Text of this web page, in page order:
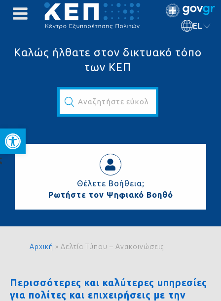
Ανοίξτε τη γραμμή
EL
Καλώς ήλθατε στον δικτυακό τόπο
των ΚΕΠ
Αναζητήστε εύκολα και γρήγορα...
Θέλετε Βοήθεια;
Ρωτήστε τον Ψηφιακό Βοηθό
Αρχική » Δελτία Τύπου – Ανακοινώσεις
Περισσότερες και καλύτερες υπηρεσίες
για πολίτες και επιχειρήσεις με την